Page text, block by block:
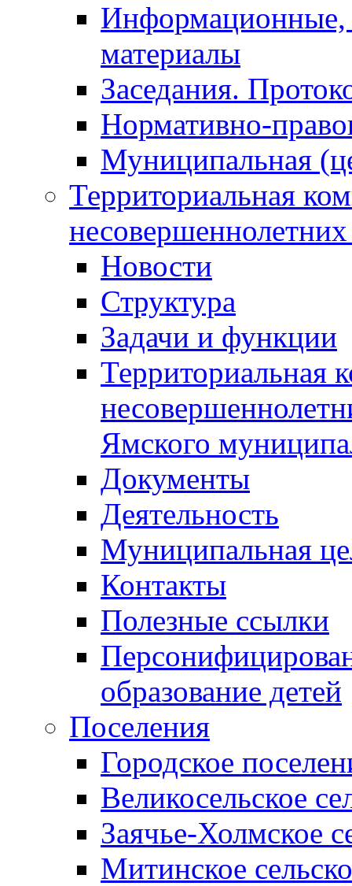
Информационные,
материалы
Заседания.
Нормативно-
Муниципальная
Территориальная
Новости
Структура
Задачи и функции
Территориальная
Ямского
Документы
Деятельность
Муниципальная
Контакты
Полезные ссылки
образование детей
Поселения
Городское
Великосельское
Заячье-Холмское
Митинское